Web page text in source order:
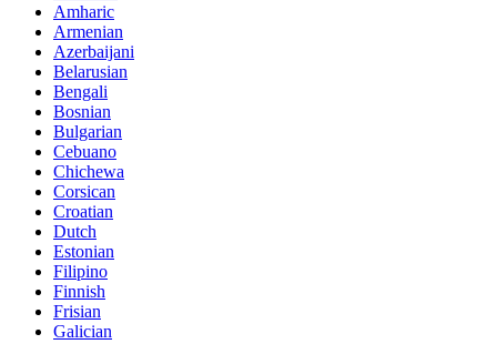
Amharic
Armenian
Azerbaijani
Belarusian
Bengali
Bosnian
Bulgarian
Cebuano
Chichewa
Corsican
Croatian
Dutch
Estonian
Filipino
Finnish
Frisian
Galician